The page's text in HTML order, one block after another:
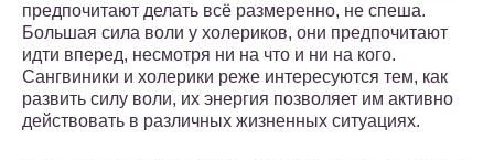
предпочитают делать всё размеренно, не спеша.
Большая сила воли у холериков, они предпочитают
идти вперед, несмотря ни на что и ни на кого.
Сангвиники и холерики реже интересуются тем, как
развить силу воли, их энергия позволяет им активно
действовать в различных жизненных ситуациях.